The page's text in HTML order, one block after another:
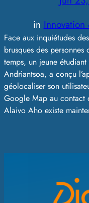
in
Face aux inquiétudes
brusques des
temps, un jeune
Andriantsoa, a conçu
géolocaliser son
Google Map au contact
Alaivo Aho existe